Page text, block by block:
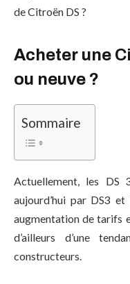
de Citroën DS ?
Acheter une
ou neuve ?
Sommaire
Actuellement, les DS
aujourd’hui par DS3
augmentation de tarifs
d’ailleurs d’une
constructeurs.